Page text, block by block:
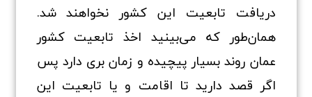
دریافت تابعیت این کشور نخواهند شد.
همان‌طور که می‌بینید اخذ تابعیت کشور
عمان روند بسیار پیچیده و زمان بری دارد پس
اگر قصد دارید تا اقامت و یا تابعیت این